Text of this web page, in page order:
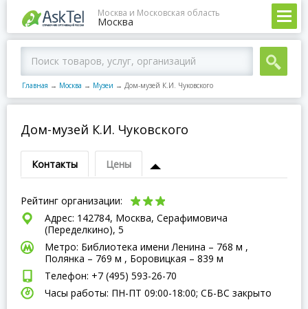
Москва и Московская область
Москва
Главная → Москва → Музеи → Дом-музей К.И. Чуковского
Дом-музей К.И. Чуковского
Контакты Цены
Рейтинг организации:
Адрес: 142784, Москва, Серафимовича
(Переделкино), 5
Метро: Библиотека имени Ленина – 768 м ,
Полянка – 769 м , Боровицкая – 839 м
Телефон: +7 (495) 593-26-70
Часы работы: ПН-ПТ 09:00-18:00; СБ-ВC закрыто